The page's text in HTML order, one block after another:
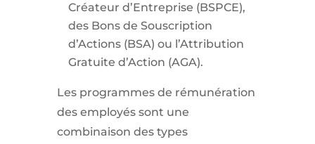
Créateur d’Entreprise (BSPCE),
des Bons de Souscription
d’Actions (BSA) ou l’Attribution
Gratuite d’Action (AGA).
Les programmes de rémunération
des employés sont une
combinaison des types